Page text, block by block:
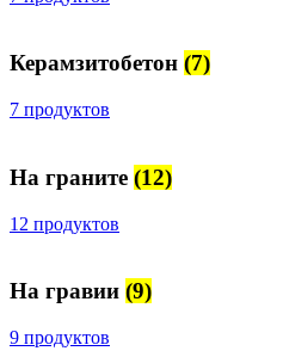
Керамзитобетон (7)
7 продуктов
На граните (12)
12 продуктов
На гравии (9)
9 продуктов